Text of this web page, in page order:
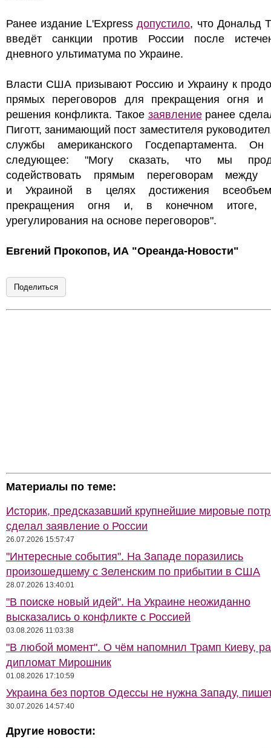
Ранее издание L'Expressдопустило, что Дональд
введёт санкции против России после
дневного ультиматума по Украине.
Власти США призывают Россию и Украину к
прямых переговоров для прекращения огня и
решения конфликта. Такое заявлениеранее
Пиготт, занимающий пост заместителя
службы американского Госдепартамента. Он
следующее: "Могу сказать, что мы
содействовать прямым переговорам между
и Украиной в целях достижения
прекращения огня и, в конечном итоге,
урегулирования на основе переговоров".
Евгений Прокопов, ИА "Ореанда-Новости"
Поделиться
Материалы по теме:
Историк, предсказавший крупнейшие мировые
сделал заявление о России
26.07.2026 15:57:47
"Интересные события". На Западе поразились
произошедшему с Зеленским по прибытии в США
28.07.2026 13:40:01
"В поиске новый идей". На Украине неожиданно
высказались о конфликте с Россией
03.08.2026 11:03:38
"В любой момент". О чём напомнил Трамп Киеву,
дипломат Мирошник
01.08.2026 17:10:59
Украина без портов Одессы не нужна Западу,
30.07.2026 14:57:40
Другие новости: